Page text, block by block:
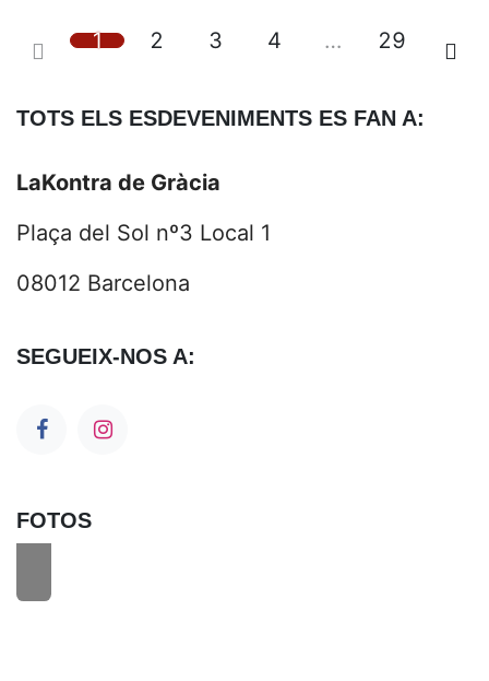
1 2 3 4 … 29
TOTS ELS ESDEVENIMENTS ES FAN A:
LaKontra de Gràcia
Plaça del Sol nº3 Local 1
08012 Barcelona
SEGUEIX-NOS A:
FOTOS